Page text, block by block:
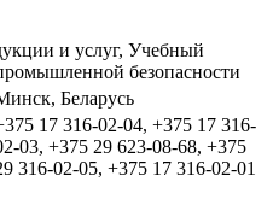
и услуг, Учебный
безопасности
Беларусь
17 316-02-04, +375 17 316-
03, +375 29 623-08-68, +375
316-02-05, +375 17 316-02-01